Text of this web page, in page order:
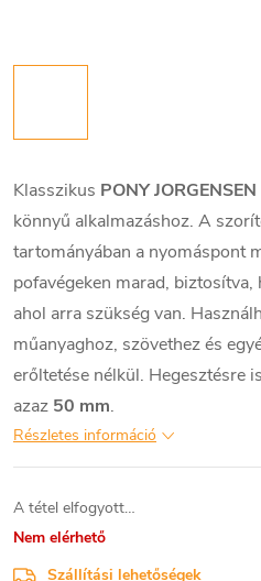
Klasszikus PONY JORGENSEN
könnyű alkalmazáshoz. A
tartományában a nyomáspont
pofavégeken marad,
ahol arra szükség van.
műanyaghoz, szövethez és
erőltetése nélkül. Hegesztésre
azaz 50 mm.
Részletes információ
A tétel elfogyott…
Nem elérhető
Szállítási lehetőségek